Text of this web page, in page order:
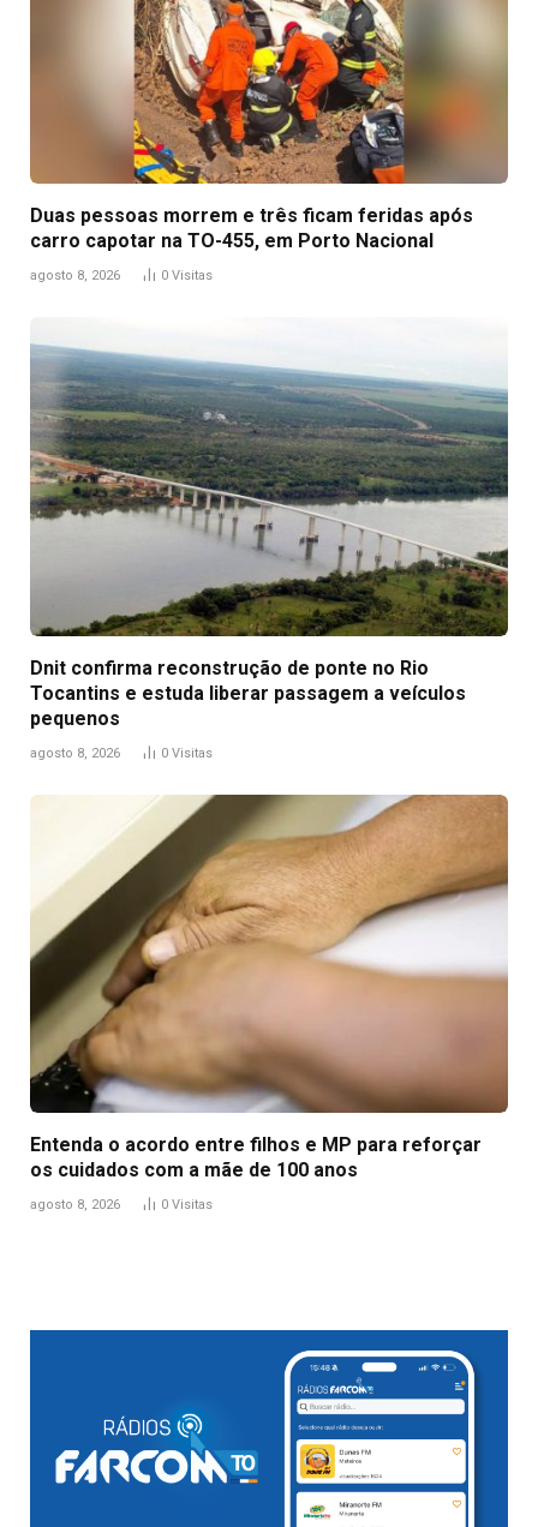
Duas pessoas morrem e três ficam feridas após
carro capotar na TO-455, em Porto Nacional
agosto 8, 2026 0 Visitas
Dnit confirma reconstrução de ponte no Rio
Tocantins e estuda liberar passagem a veículos
pequenos
agosto 8, 2026 0 Visitas
Entenda o acordo entre filhos e MP para reforçar
os cuidados com a mãe de 100 anos
agosto 8, 2026 0 Visitas